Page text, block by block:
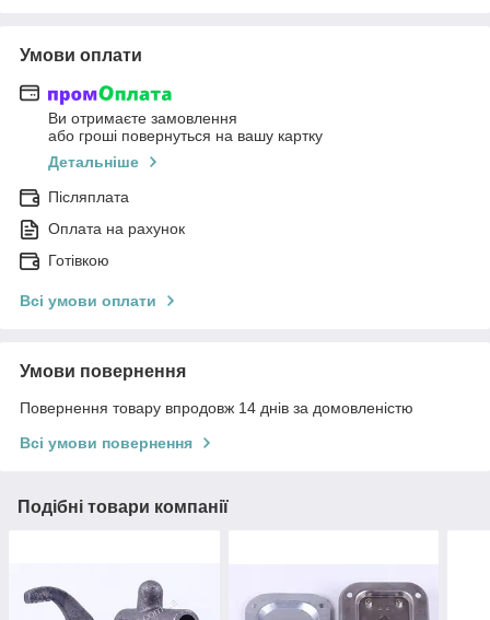
Умови оплати
Ви отримаєте замовлення
або гроші повернуться на вашу картку
Детальніше
Післяплата
Оплата на рахунок
Готівкою
Всі умови оплати
Умови повернення
Повернення товару впродовж 14 днів за домовленістю
Всі умови повернення
Подібні товари компанії